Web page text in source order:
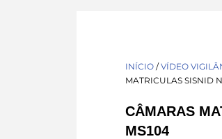
INÍCIO /VÍDEO
MATRICULAS SISNID
CÂMARAS
MS104